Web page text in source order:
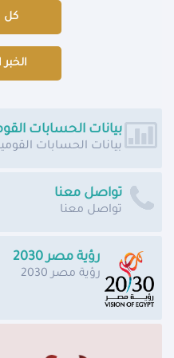
كل
الخبر
بيانات الحسابات
بيانات الحسابات
تواصل معنا
تواصل معنا
رؤية مصر 2030
رؤية مصر 2030